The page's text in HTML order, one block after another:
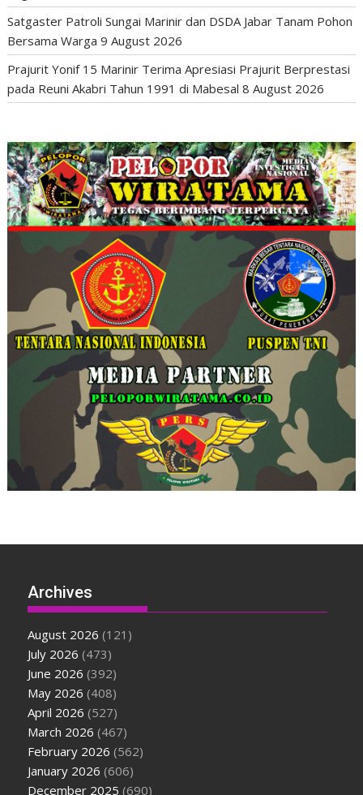
Satgaster Patroli Sungai Marinir dan DSDA Jabar Tanam Pohon
Bersama Warga 9 August 2026
Prajurit Yonif 15 Marinir Terima Apresiasi Prajurit Berprestasi
pada Reuni Akabri Tahun 1991 di Mabesal 8 August 2026
Archives
August 2026 (121)
July 2026 (473)
June 2026 (392)
May 2026 (408)
April 2026 (527)
March 2026 (467)
February 2026 (562)
January 2026 (606)
December 2025 (690)